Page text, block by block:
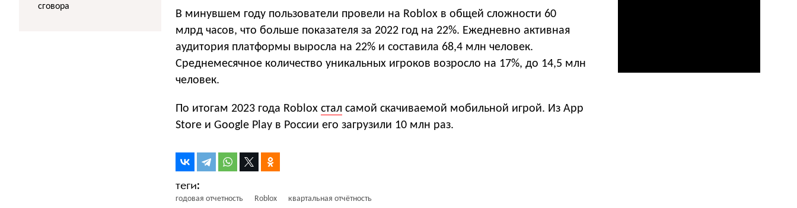
В минувшем году пользователи провели на Roblox в общей сложности 60
млрд часов, что больше показателя за 2022 год на 22%. Ежедневно активная
аудитория платформы выросла на 22% и составила 68,4 млн человек.
Среднемесячное количество уникальных игроков возросло на 17%, до 14,5 млн
человек.
По итогам 2023 года Roblox стал самой скачиваемой мобильной игрой. Из App
Store и Google Play в России его загрузили 10 млн раз.
годовая отчетность Roblox квартальная отчётность
сговора